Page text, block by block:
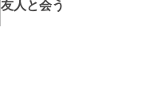
友人と会う